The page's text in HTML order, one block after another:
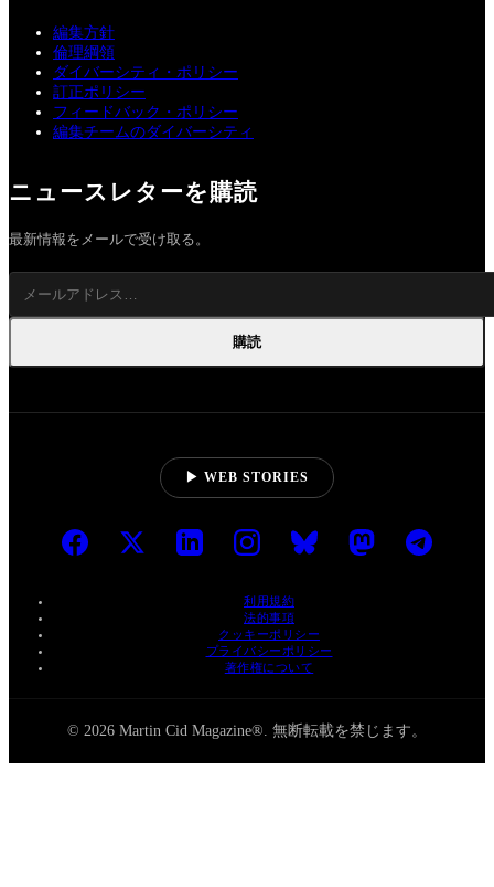
編集方針
倫理綱領
ダイバーシティ・ポリシー
訂正ポリシー
フィードバック・ポリシー
編集チームのダイバーシティ
ニュースレターを購読
最新情報をメールで受け取る。
購読
▶ WEB STORIES
利用規約
法的事項
クッキーポリシー
プライバシーポリシー
著作権について
© 2026 Martin Cid Magazine®. 無断転載を禁じます。